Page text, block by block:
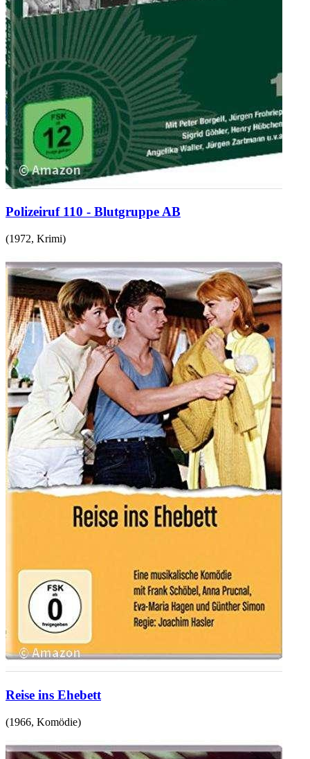
Polizeiruf 110 - Blutgruppe AB
(1972, Krimi)
Reise ins Ehebett
(1966, Komödie)